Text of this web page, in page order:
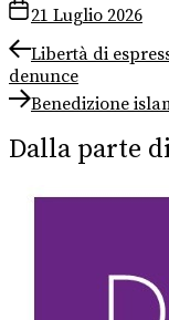
21 Luglio 2026
Navigazione
articoli
Previous
post:
Libertà di
denunce
Next
post:
Benedizione
Dalla parte